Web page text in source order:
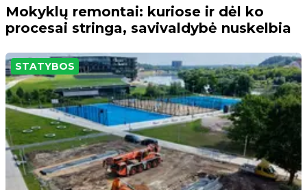
Mokyklų remontai: kuriose ir dėl ko
procesai stringa, savivaldybė nuskelbia
STATYBOS